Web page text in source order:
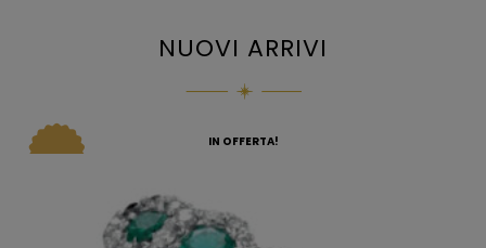
NUOVI ARRIVI
IN OFFERTA!